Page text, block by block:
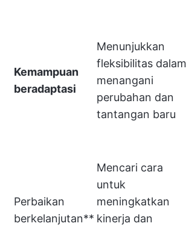
Kemampuan
beradaptasi
Menunjukkan
fleksibilitas dalam
menangani
perubahan dan
tantangan baru
Perbaikan
berkelanjutan**
Mencari cara
untuk
meningkatkan
kinerja dan